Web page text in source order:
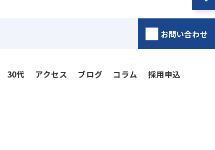
お問い合わせ
30代 アクセス ブログ コラム
採用申込